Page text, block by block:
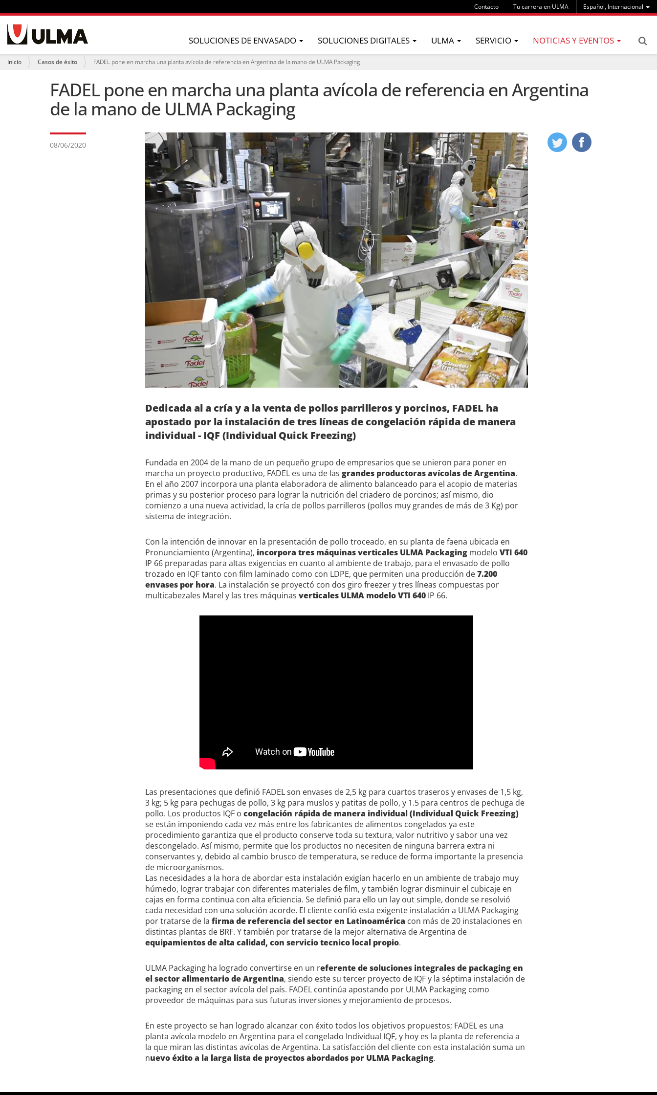
Español, Internacional
Contacto Tu carrera en ULMA
e
SOLUCIONES DE ENVASADO SOLUCIONES DIGITALES ULMA SERVICIO NOTICIAS Y EVENTOS
U
Inicio Casos de éxito FADEL pone en marcha una planta avícola de referencia en Argentina de la mano de ULMA Packaging
FADEL pone en marcha una planta avícola de referencia en Argentina
de la mano de ULMA Packaging
08/06/2020
Dedicada al a cría y a la venta de pollos parrilleros y porcinos, FADEL ha
apostado por la instalación de tres líneas de congelación rápida de manera
individual - IQF (Individual Quick Freezing)
Fundada en 2004 de la mano de un pequeño grupo de empresarios que se unieron para poner en
marcha un proyecto productivo, FADEL es una de las grandes productoras avícolas de Argentina.
En el año 2007 incorpora una planta elaboradora de alimento balanceado para el acopio de materias
primas y su posterior proceso para lograr la nutrición del criadero de porcinos; así mismo, dio
comienzo a una nueva actividad, la cría de pollos parrilleros (pollos muy grandes de más de 3 Kg) por
sistema de integración.
Con la intención de innovar en la presentación de pollo troceado, en su planta de faena ubicada en
Pronunciamiento (Argentina), incorpora tres máquinas verticales ULMA Packaging modelo VTI 640
IP 66 preparadas para altas exigencias en cuanto al ambiente de trabajo, para el envasado de pollo
trozado en IQF tanto con film laminado como con LDPE, que permiten una producción de7.200
envases por hora. La instalación se proyectó con dos giro freezer y tres líneas compuestas por
multicabezales Marel y las tres máquinas verticales ULMA modelo VTI 640 IP 66.
Las presentaciones que definió FADEL son envases de 2,5 kg para cuartos traseros y envases de 1,5 kg,
3 kg; 5 kg para pechugas de pollo, 3 kg para muslos y patitas de pollo, y 1.5 para centros de pechuga de
pollo. Los productos IQF o congelación rápida de manera individual (Individual Quick Freezing)
se están imponiendo cada vez más entre los fabricantes de alimentos congelados ya este
procedimiento garantiza que el producto conserve toda su textura, valor nutritivo y sabor una vez
descongelado. Así mismo, permite que los productos no necesiten de ninguna barrera extra ni
conservantes y, debido al cambio brusco de temperatura, se reduce de forma importante la presencia
de microorganismos.
Las necesidades a la hora de abordar esta instalación exigían hacerlo en un ambiente de trabajo muy
húmedo, lograr trabajar con diferentes materiales de film, y también lograr disminuir el cubicaje en
cajas en forma continua con alta eficiencia. Se definió para ello un lay out simple, donde se resolvió
cada necesidad con una solución acorde. El cliente confió esta exigente instalación a ULMA Packaging
por tratarse de la firma de referencia del sector en Latinoamérica con más de 20 instalaciones en
distintas plantas de BRF. Y también por tratarse de la mejor alternativa de Argentina de
equipamientos de alta calidad, con servicio tecnico local propio.
ULMA Packaging ha logrado convertirse en un referente de soluciones integrales de packaging en
el sector alimentario de Argentina, siendo este su tercer proyecto de IQF y la séptima instalación de
packaging en el sector avícola del país. FADEL continúa apostando por ULMA Packaging como
proveedor de máquinas para sus futuras inversiones y mejoramiento de procesos.
En este proyecto se han logrado alcanzar con éxito todos los objetivos propuestos; FADEL es una
planta avícola modelo en Argentina para el congelado Individual IQF, y hoy es la planta de referencia a
la que miran las distintas avícolas de Argentina. La satisfacción del cliente con esta instalación suma un
nuevo éxito a la larga lista de proyectos abordados por ULMA Packaging.